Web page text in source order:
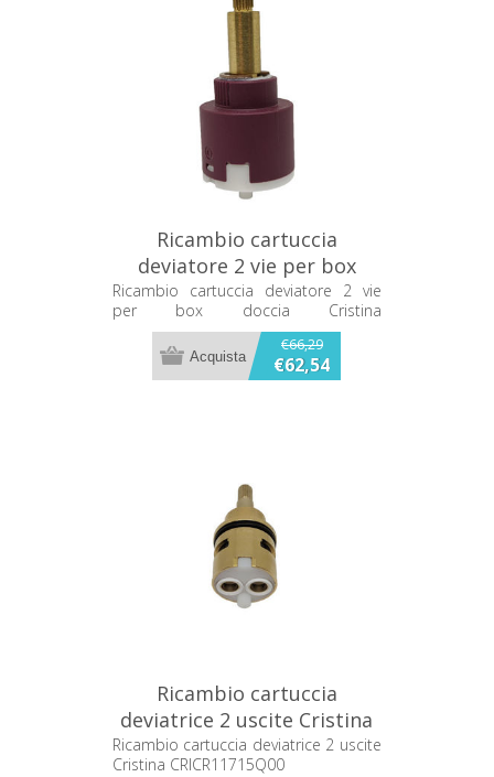
Ricambio cartuccia
deviatore 2 vie per box
doccia Cristina
CRICR4931Q00
Ricambio cartuccia deviatore 2 vie
per box doccia Cristina
CRICR4931Q00
€66,29
€62,54
Ricambio cartuccia
deviatrice 2 uscite Cristina
CRICR11715Q00
Ricambio cartuccia deviatrice 2 uscite
Cristina CRICR11715Q00